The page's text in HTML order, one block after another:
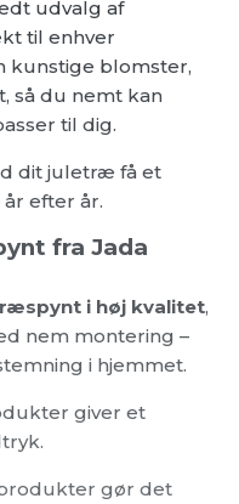
udvalg af
til enhver
kunstige blomster,
så du nemt kan
til dig.
dit juletræ få et
efter år.
fra Jada
i høj kvalitet,
nem montering –
i hjemmet.
giver et
gør det